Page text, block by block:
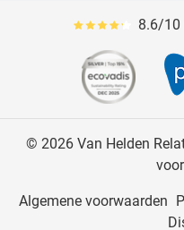
Gemiddeld8.6/10
© 2026 Van Helden
Algemene voorwaarden